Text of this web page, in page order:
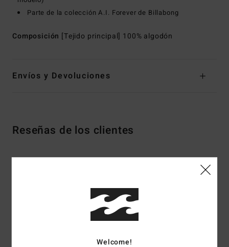
Parte de la colección A.I. Forever de Billabong
Composición [Tejido principal] 100% algodón
Envíos y Devoluciones
Reseñas de los clientes
4.5/5
Welcome!